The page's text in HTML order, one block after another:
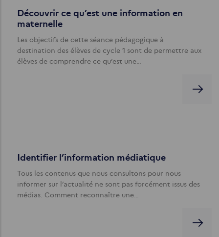
Découvrir ce qu’est une information en
maternelle
Les objectifs de cette séance pédagogique à
destination des élèves de cycle 1 sont de permettre aux
élèves de comprendre ce qu’est une…
Identifier l’information médiatique
Tous les contenus que nous consultons pour nous
informer sur l’actualité ne sont pas forcément issus des
médias. Comment reconnaître une…